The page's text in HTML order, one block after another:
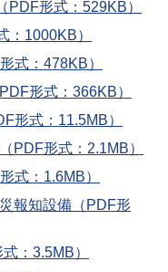
形式：529KB）
1000KB）
式：478KB）
形式：366KB）
形式：11.5MB）
形式：2.1MB）
式：1.6MB）
報知設備（PDF形
：3.5MB）